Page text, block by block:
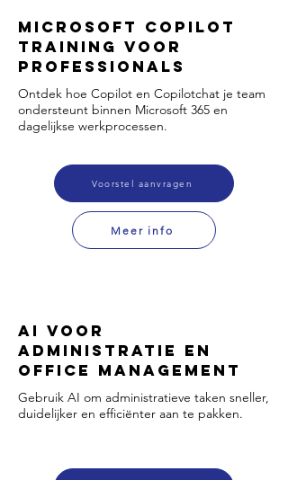
Microsoft Copilot
Training voor
professionals
Ontdek hoe Copilot en Copilotchat je team
ondersteunt binnen Microsoft 365 en
dagelijkse werkprocessen.
Voorstel aanvragen
Meer info
AI voor
Administratie en
Office Management
Gebruik AI om administratieve taken sneller,
duidelijker en efficiënter aan te pakken.